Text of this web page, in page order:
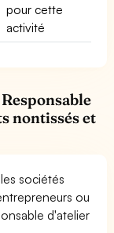
pour cette
activité
nontissés et
sociétés
ou
d'atelier